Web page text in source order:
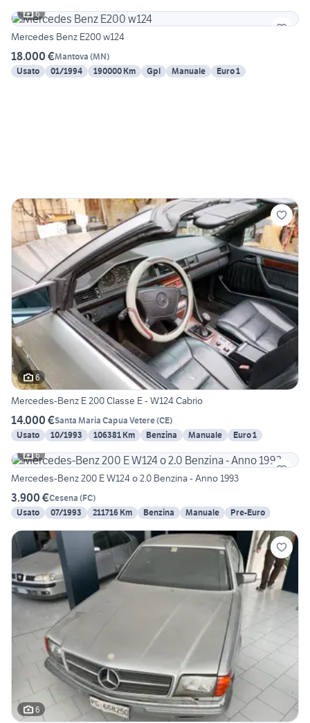
6
Mercedes Benz E200 w124
18.000 €Mantova (MN)
Usato
01/1994 190000 Km Gpl Manuale Euro 1
6
Mercedes-Benz E 200 Classe E - W124 Cabrio
14.000 €Santa Maria Capua Vetere(CE)
Usato
10/1993 106381 Km Benzina Manuale
Euro 1
6
Mercedes-Benz 200 E W124 o 2.0 Benzina - Anno 1993
3.900 €Cesena (FC)
Usato
07/1993 211716 Km Benzina Manuale Pre-Euro
6